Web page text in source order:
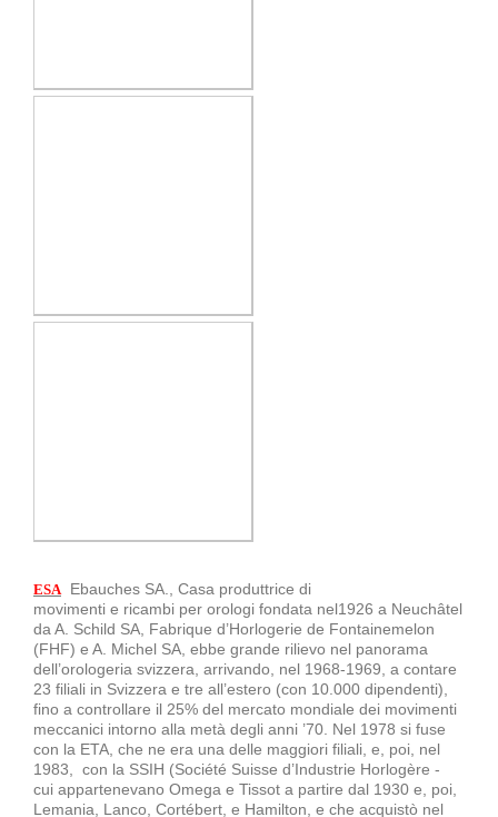
ESA Ebauches SA., Casa produttrice di
movimenti e ricambi per orologi fondata nel1926 a Neuchâtel
da A. Schild SA, Fabrique d’Horlogerie de Fontainemelon
(FHF) e A. Michel SA, ebbe grande rilievo nel panorama
dell’orologeria svizzera, arrivando, nel 1968-1969, a contare
23 filiali in Svizzera e tre all’estero (con 10.000 dipendenti),
fino a controllare il 25% del mercato mondiale dei movimenti
meccanici intorno alla metà degli anni ’70. Nel 1978 si fuse
con la ETA, che ne era una delle maggiori filiali, e, poi, nel
1983, con la SSIH (Société Suisse d’Industrie Horlogère -
cui appartenevano Omega e Tissot a partire dal 1930 e, poi,
Lemania, Lanco, Cortébert, e Hamilton, e che acquistò nel